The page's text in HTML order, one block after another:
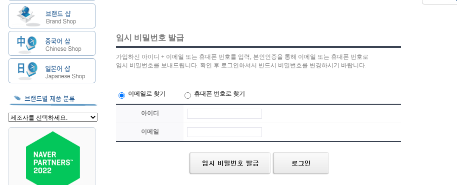
임시 비밀번호 발급
가입하신 아이디 + 이메일 또는 휴대폰 번호를 입력, 본인인증을 통해 이메일 또는 휴대폰 번호로
임시 비밀번호를 보내드립니다. 확인 후 로그인하셔서 반드시 비밀번호를 변경하시기 바랍니다.
이메일로 찾기 휴대폰 번호로 찾기
아이디
이메일